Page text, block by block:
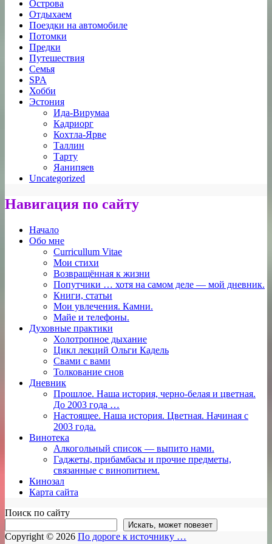
Острова
Отдыхаем
Поездки на автомобиле
Потомки
Предки
Путешествия
Семья
SPA
Хобби
Эстония
Ида-Вирумаа
Кадриорг
Кохтла-Ярве
Таллин
Тарту
Яанипяев
Uncategorized
Навигация по сайту
Начало
Обо мне
Curricullum Vitae
Мои стихи
Возвращённая к жизни
Попутчики … хотя на самом деле — мой дневник.
Книги, статьи
Мои увлечения. Камни.
Майе и телефоны.
Духовные практики
Холотропное дыхание
Цикл лекций Ольги Кадель
Свами с вами
Толкование снов
Дневник
Прошлое. Наша история, черно-белая и цветная.
До 2003 года …
Настоящее. Наша история. Цветная. Начиная с
2003 года.
Винотека
Алкогольный список — выпито нами.
Гаджеты, прибамбасы и прочие предметы,
связанные с винопитием.
Кинозал
Карта сайта
Поиск по сайту
Искать, может повезет
Copyright © 2026 По дороге к источнику …